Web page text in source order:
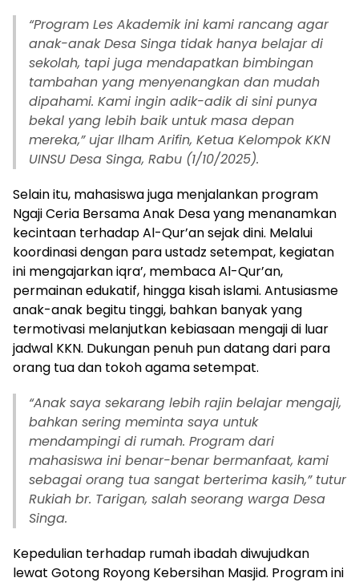
“Program Les Akademik ini kami rancang agar
anak-anak Desa Singa tidak hanya belajar di
sekolah, tapi juga mendapatkan bimbingan
tambahan yang menyenangkan dan mudah
dipahami. Kami ingin adik-adik di sini punya
bekal yang lebih baik untuk masa depan
mereka,” ujar Ilham Arifin, Ketua Kelompok KKN
UINSU Desa Singa, Rabu (1/10/2025).
Selain itu, mahasiswa juga menjalankan program
Ngaji Ceria Bersama Anak Desa yang menanamkan
kecintaan terhadap Al-Qur’an sejak dini. Melalui
koordinasi dengan para ustadz setempat, kegiatan
ini mengajarkan iqra’, membaca Al-Qur’an,
permainan edukatif, hingga kisah islami. Antusiasme
anak-anak begitu tinggi, bahkan banyak yang
termotivasi melanjutkan kebiasaan mengaji di luar
jadwal KKN. Dukungan penuh pun datang dari para
orang tua dan tokoh agama setempat.
“Anak saya sekarang lebih rajin belajar mengaji,
bahkan sering meminta saya untuk
mendampingi di rumah. Program dari
mahasiswa ini benar-benar bermanfaat, kami
sebagai orang tua sangat berterima kasih,” tutur
Rukiah br. Tarigan, salah seorang warga Desa
Singa.
Kepedulian terhadap rumah ibadah diwujudkan
lewat Gotong Royong Kebersihan Masjid. Program ini